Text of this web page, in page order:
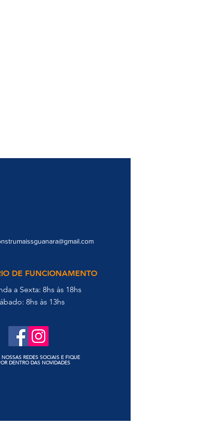
DE FUNCIONAMENTO
a Sexta: 8hs às 18hs
8hs às 13hs
REDES SOCIAIS E FIQUE
DENTRO DAS NOVIDADES